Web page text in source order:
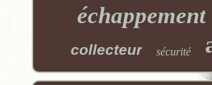
échappement
collecteur sécurité